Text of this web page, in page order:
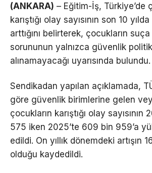
(ANKARA) – Eğitim-İş, Türkiye’de
karıştığı olay sayısının son 10
arttığını belirterek, çocukların
sorununun yalnızca güvenlik
alınamayacağı uyarısında bulundu.
Sendikadan yapılan açıklamada,
göre güvenlik birimlerine gelen
çocukların karıştığı olay sayısının
575 iken 2025’te 609 bin 959’a
edildi. On yıllık dönemdeki artışın
olduğu kaydedildi.